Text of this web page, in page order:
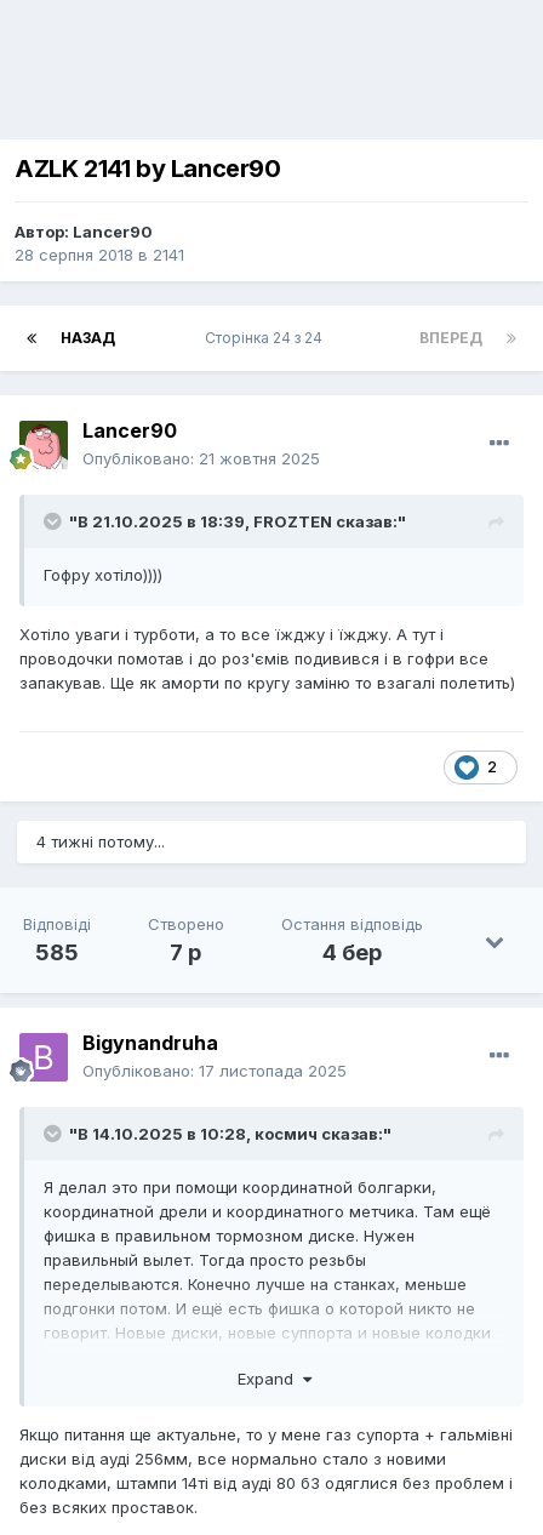
AZLK 2141 by Lancer90
Автор: Lancer90
28 серпня 2018 в 2141
НАЗАД ВПЕРЕД
Сторінка 24 з 24
Lancer90
Опубліковано: 21 жовтня 2025
"В 21.10.2025 в 18:39, FROZTEN сказав:"
Гофру хотіло))))
Хотіло уваги і турботи, а то все їжджу і їжджу. А тут і
проводочки помотав і до роз'ємів подивився і в гофри все
запакував. Ще як аморти по кругу заміню то взагалі полетить)
2
4 тижні потому...
Відповіді
585
Створено
7 р
Остання відповідь
4 бер
Bigynandruha
Опубліковано: 17 листопада 2025
"В 14.10.2025 в 10:28, космич сказав:"
Я делал это при помощи координатной болгарки,
координатной дрели и координатного метчика. Там ещё
фишка в правильном тормозном диске. Нужен
правильный вылет. Тогда просто резьбы
переделываются. Конечно лучше на станках, меньше
подгонки потом. И ещё есть фишка о которой никто не
говорит. Новые диски, новые суппорта и новые колодки
Expand
Якщо питання ще актуальне, то у мене газ супорта + гальмівні
диски від ауді 256мм, все нормально стало з новими
колодками, штампи 14ті від ауді 80 б3 одяглися без проблем і
без всяких проставок.